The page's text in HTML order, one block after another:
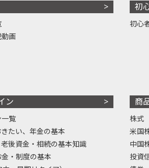
画
初
初心
ン
覧
たい、年金の基本
後資金・相続の基本知識
・制度の基本
商
株式
米国
中国
投資